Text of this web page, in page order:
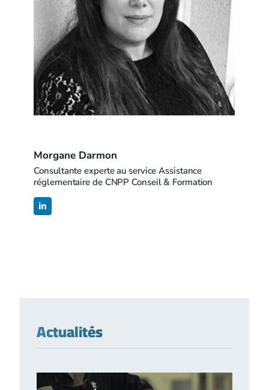
Morgane Darmon
Consultante experte au service Assistance
réglementaire de CNPP Conseil & Formation
Actualités